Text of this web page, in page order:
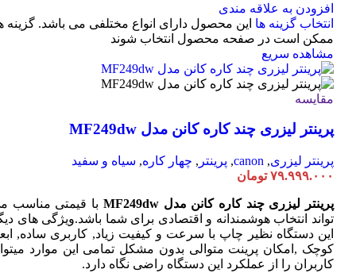
افزودن به علاقه مندی
انتخاب گزینه ها این محصول دارای انواع مختلفی می باشد. گزینه
ممکن است در صفحه محصول انتخاب شوند
مشاهده سریع
مقایسه
پرینتر لیزری چند کاره کانن مدل MF249dw
پرینتر لیزری,
canon
, پرینتر , چهار کاره, سیاه و سفید
۷۹.۹۹۹.۰۰۰ تومان
پرینتر لیزری چند کاره کانن مدل MF249dw
با قیمتی مناسب
تواند انتخاب هوشمندانه و اقتصادی برای شما باشد.ویژگی های
این دستگاه نظیر چاپ با سرعت و کیفیت زیاد, کاربری ساده,
کوچک ,امکان پرینت متوالی بدون مشکل تمامی این موارد
کاربران را از عملکرد این دستگاه راضی نگاه دارد.